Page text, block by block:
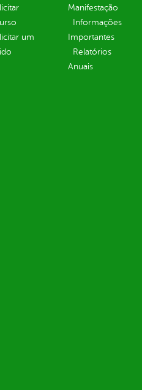
um
Manifestação
Informações
Importantes
Relatórios
Anuais